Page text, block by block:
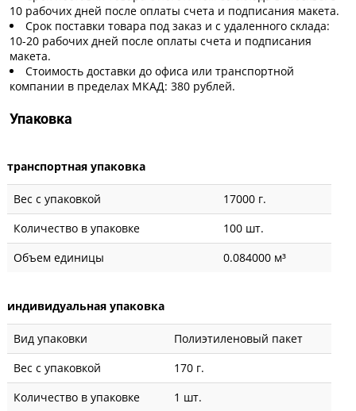
10 рабочих дней после оплаты счета и подписания макета.
Срок поставки товара под заказ и с удаленного склада:
10-20 рабочих дней после оплаты счета и подписания
макета.
Стоимость доставки до офиса или транспортной
компании в пределах МКАД: 380 рублей.
Упаковка
транспортная упаковка
Вес с упаковкой
17000 г.
Количество в упаковке
100 шт.
Объем единицы
0.084000 м³
индивидуальная упаковка
Вид упаковки
Полиэтиленовый пакет
Вес с упаковкой
170 г.
Количество в упаковке
1 шт.